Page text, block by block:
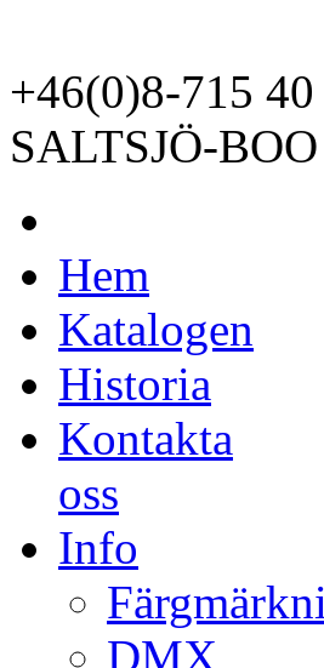
+46(0)8-715
SALTSJÖ-BOO
Hem
Katalogen
Historia
Kontakta
oss
Info
DMX